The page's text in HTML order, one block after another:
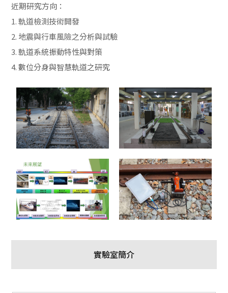
近期研究方向：
1. 軌道檢測技術開發
2. 地震與行車風險之分析與試驗
3. 軌道系統振動特性與對策
4. 數位分身與智慧軌道之研究
實驗室簡介